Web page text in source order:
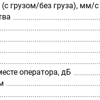
грузом/без груза), мм/с
оператора, дБ